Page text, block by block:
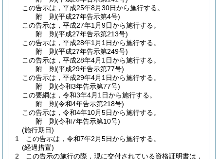
この告示は，平成25年8月30日から施行する。
附 則(平成27年告示第4号)
この告示は，平成27年1月9日から施行する。
附 則(平成27年告示第213号)
この告示は，平成28年1月1日から施行する。
附 則(平成27年告示第249号)
この告示は，平成28年4月1日から施行する。
附 則(平成29年告示第77号)
この告示は，平成29年4月1日から施行する。
附 則(令和3年告示第77号)
この要綱は，令和3年4月1日から施行する。
附 則(令和4年告示第218号)
この告示は，令和4年10月5日から施行する。
附 則(令和7年告示第10号)
(施行期日)
1
この告示は，令和7年2月5日から施行する。
(経過措置)
2
この告示の施行の際，現に交付されている資格証明書は，